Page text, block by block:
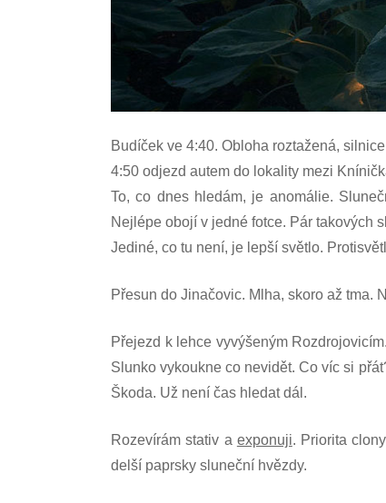
Budíček ve 4:40. Obloha roztažená,
4:50 odjezd autem do lokality mezi
To, co dnes hledám, je anomálie.
Nejlépe obojí v jedné fotce. Pár takových
Jediné, co tu není, je lepší světlo.
Přesun do Jinačovic. Mlha, skoro až tma.
Přejezd k lehce vyvýšeným
Slunko vykoukne co nevidět. Co víc si
Škoda. Už není čas hledat dál.
Rozevírám stativ a exponuji. Priorita
delší paprsky sluneční hvězdy.